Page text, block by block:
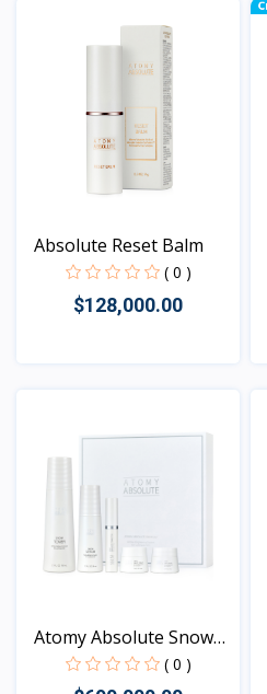
Absolute Reset Balm
( 0 )
$128,000.00
Atomy Absolute Snow
( 0 )